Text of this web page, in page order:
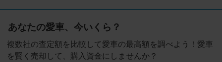
あなたの愛車、今いくら？
複数社の査定額を比較して愛車の最高額を調べよう！愛車
を賢く売却して、購入資金にしませんか？